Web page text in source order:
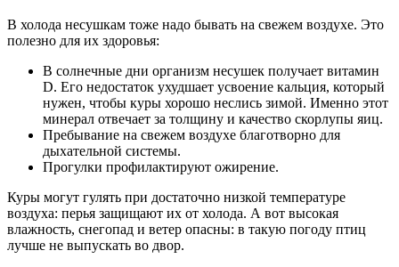
В холода несушкам тоже надо бывать на свежем воздухе. Это
полезно для их здоровья:
В солнечные дни организм несушек получает витамин
D. Его недостаток ухудшает усвоение кальция, который
нужен, чтобы куры хорошо неслись зимой. Именно этот
минерал отвечает за толщину и качество скорлупы яиц.
Пребывание на свежем воздухе благотворно для
дыхательной системы.
Прогулки профилактируют ожирение.
Куры могут гулять при достаточно низкой температуре
воздуха: перья защищают их от холода. А вот высокая
влажность, снегопад и ветер опасны: в такую погоду птиц
лучше не выпускать во двор.